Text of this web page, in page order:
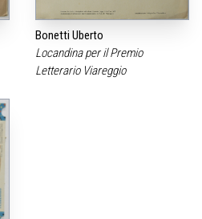
Bonetti Uberto
Locandina per il Premio
Letterario Viareggio